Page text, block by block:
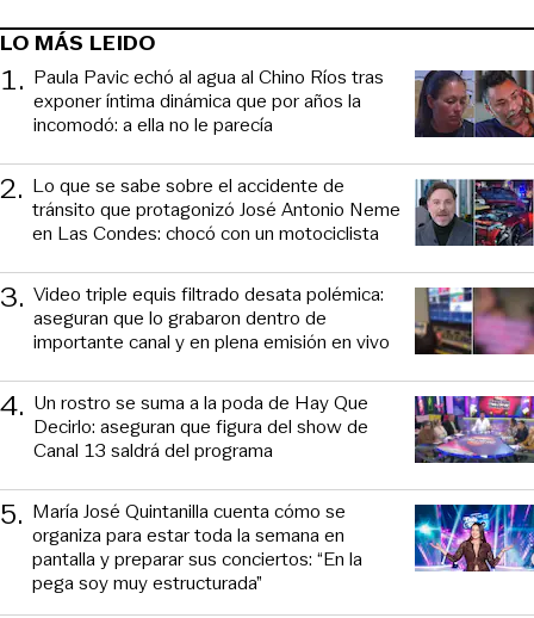
LO MÁS LEIDO
1. Paula Pavic echó al agua al Chino Ríos tras
exponer íntima dinámica que por años la
incomodó: a ella no le parecía
2. Lo que se sabe sobre el accidente de
tránsito que protagonizó José Antonio Neme
en Las Condes: chocó con un motociclista
3. Video triple equis filtrado desata polémica:
aseguran que lo grabaron dentro de
importante canal y en plena emisión en vivo
4. Un rostro se suma a la poda de Hay Que
Decirlo: aseguran que figura del show de
Canal 13 saldrá del programa
5. María José Quintanilla cuenta cómo se
organiza para estar toda la semana en
pantalla y preparar sus conciertos: “En la
pega soy muy estructurada”